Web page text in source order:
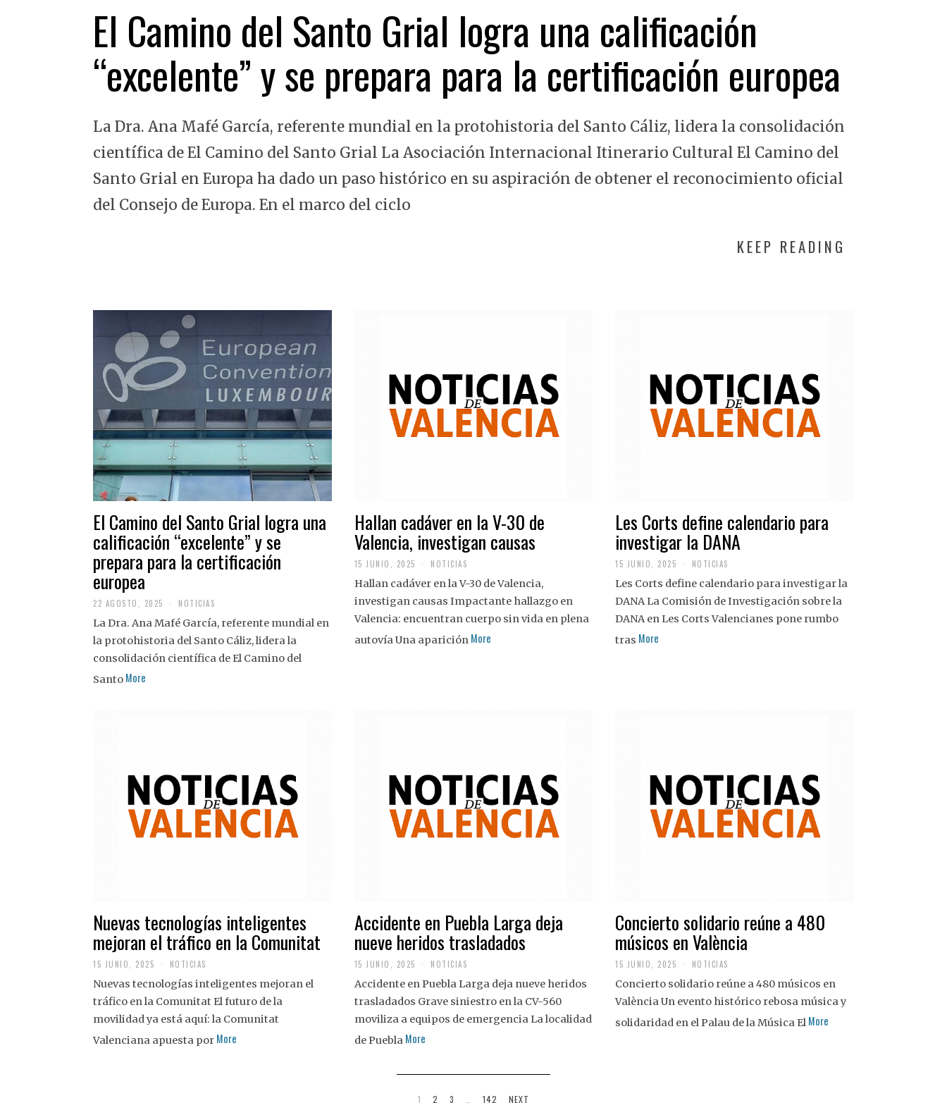
.
0
0
2
El Camino del Santo Grial logra una calificación
“excelente” y se prepara para la certificación europea
La Dra. Ana Mafé García, referente mundial en la protohistoria del Santo Cáliz, lidera la consolidación
científica de El Camino del Santo Grial La Asociación Internacional Itinerario Cultural El Camino del
Santo Grial en Europa ha dado un paso histórico en su aspiración de obtener el reconocimiento oficial
del Consejo de Europa. En el marco del ciclo
KEEP READING
El Camino del Santo Grial logra una
calificación “excelente” y se
prepara para la certificación
europea
22 AGOSTO, 2025
A
G
O
S
NOTICIAS
La Dra. Ana Mafé García, referente mundial en
la protohistoria del Santo Cáliz, lidera la
consolidación científica de El Camino del
Santo More
Hallan cadáver en la V-30 de
Valencia, investigan causas
15 JUNIO, 2025 NOTICIAS
Hallan cadáver en la V-30 de Valencia,
investigan causas Impactante hallazgo en
Valencia: encuentran cuerpo sin vida en plena
autovía Una aparición More
Les Corts define calendario para
investigar la DANA
15 JUNIO, 2025 NOTICIAS
Les Corts define calendario para investigar la
DANA La Comisión de Investigación sobre la
DANA en Les Corts Valencianes pone rumbo
tras More
Nuevas tecnologías inteligentes
mejoran el tráfico en la Comunitat
15 JUNIO, 2025 NOTICIAS
Nuevas tecnologías inteligentes mejoran el
tráfico en la Comunitat El futuro de la
movilidad ya está aquí: la Comunitat
Valenciana apuesta por More
Accidente en Puebla Larga deja
nueve heridos trasladados
15 JUNIO, 2025 NOTICIAS
Accidente en Puebla Larga deja nueve heridos
trasladados Grave siniestro en la CV-560
moviliza a equipos de emergencia La localidad
de Puebla More
Concierto solidario reúne a 480
músicos en València
15 JUNIO, 2025 NOTICIAS
Concierto solidario reúne a 480 músicos en
València Un evento histórico rebosa música y
solidaridad en el Palau de la Música El More
1 2 3 … 142 NEXT